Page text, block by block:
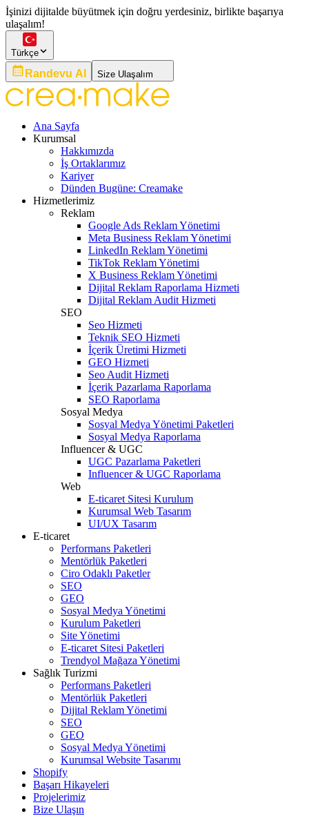
İşinizi dijitalde büyütmek için doğru yerdesiniz, birlikte başarıya
ulaşalım!
Türkçe
Randevu Al Size Ulaşalım
Ana Sayfa
Kurumsal
Hakkımızda
İş Ortaklarımız
Kariyer
Dünden Bugüne: Creamake
Hizmetlerimiz
Reklam
Google Ads Reklam Yönetimi
Meta Business Reklam Yönetimi
LinkedIn Reklam Yönetimi
TikTok Reklam Yönetimi
X Business Reklam Yönetimi
Dijital Reklam Raporlama Hizmeti
Dijital Reklam Audit Hizmeti
SEO
Seo Hizmeti
Teknik SEO Hizmeti
İçerik Üretimi Hizmeti
GEO Hizmeti
Seo Audit Hizmeti
İçerik Pazarlama Raporlama
SEO Raporlama
Sosyal Medya
Sosyal Medya Yönetimi Paketleri
Sosyal Medya Raporlama
Influencer & UGC
UGC Pazarlama Paketleri
Influencer & UGC Raporlama
Web
E-ticaret Sitesi Kurulum
Kurumsal Web Tasarım
UI/UX Tasarım
E-ticaret
Performans Paketleri
Mentörlük Paketleri
Ciro Odaklı Paketler
SEO
GEO
Sosyal Medya Yönetimi
Kurulum Paketleri
Site Yönetimi
E-ticaret Sitesi Paketleri
Trendyol Mağaza Yönetimi
Sağlık Turizmi
Performans Paketleri
Mentörlük Paketleri
Dijital Reklam Yönetimi
SEO
GEO
Sosyal Medya Yönetimi
Kurumsal Website Tasarımı
Shopify
Başarı Hikayeleri
Projelerimiz
Bize Ulaşın